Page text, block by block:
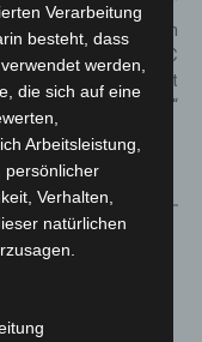
Mit Aufklebern gegen
Fahrraddiebstahl: ADFC
Langenhagen startet
„www.anti-klau.de“
startet
und
Verarbeitung
besteht, dass
werden,
die sich auf eine
Arbeitsleistung,
persönlicher
Verhalten,
natürlichen